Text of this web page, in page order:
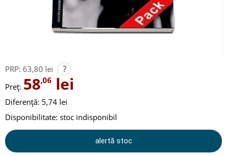
PRP: 63,80 lei ?
Preț: 58,06 lei
Diferență: 5,74 lei
Disponibilitate: stoc indisponibil
alertă stoc